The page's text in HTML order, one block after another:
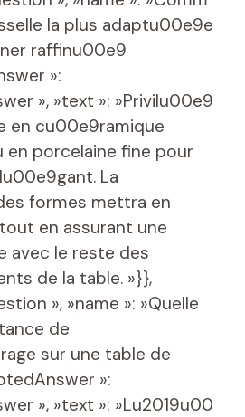
la plus adaptu00e9e
raffinu00e9
»:
», »text »: »Privilu00e9
en cu00e9ramique
en porcelaine fine pour
La
formes mettra en
en assurant une
avec le reste des
de la table. »}},
», »name »: »Quelle
de
sur une table de
»:
», »text »: »Lu2019u00